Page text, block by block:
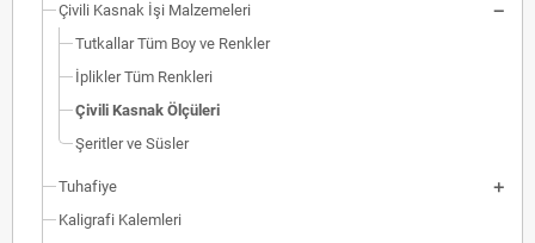
Çivili Kasnak İşi Malzemeleri
Tutkallar Tüm Boy ve Renkler
İplikler Tüm Renkleri
Çivili Kasnak Ölçüleri
Şeritler ve Süsler
Tuhafiye
Kaligrafi Kalemleri